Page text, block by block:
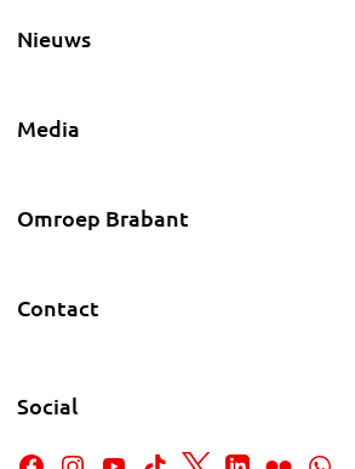
Nieuws
Media
Omroep Brabant
Contact
Social